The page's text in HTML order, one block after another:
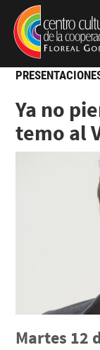
Pasar al contenido
Jump to main content
Ya no
temo al
Martes 12